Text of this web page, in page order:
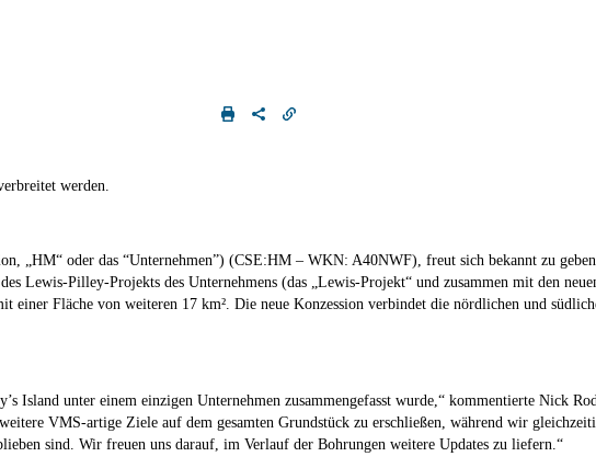
werden.
„HM“ oder das “Unternehmen”) (CSE:HM – WKN: A40NWF) , freut sich bekannt zu
Lewis-Pilley-Projekts des Unternehmens (das „ Lewis-Projekt“ und zusammen mit den
einer Fläche von weiteren 17 km². Die neue Konzession verbindet die nördlichen und
Island unter einem einzigen Unternehmen zusammengefasst wurde, “ kommentierte Nick
VMS-artige Ziele auf dem gesamten Grundstück zu erschließen, während wir
sind. Wir freuen uns darauf, im Verlauf der Bohrungen weitere Updates zu liefern. “